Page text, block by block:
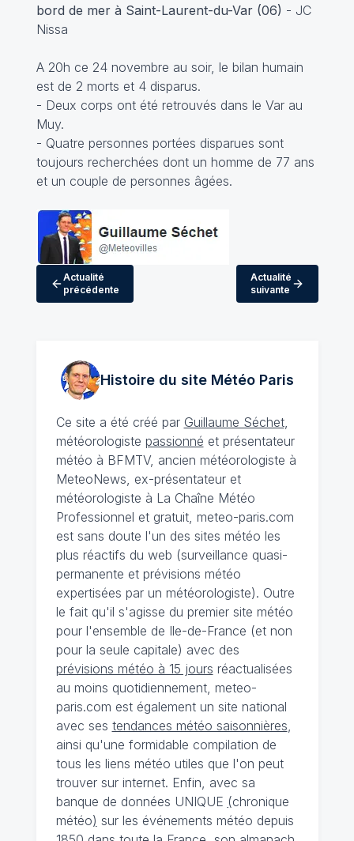
bord de mer à Saint-Laurent-du-Var (06) - JC
Nissa
A 20h ce 24 novembre au soir, le bilan humain
est de 2 morts et 4 disparus.
- Deux corps ont été retrouvés dans le Var au
Muy.
- Quatre personnes portées disparues sont
toujours recherchées dont un homme de 77 ans
et un couple de personnes âgées.
Actualité
précédente
Actualité
suivante
Histoire du site MétéoParis
Ce site a été créé par Guillaume Séchet,
météorologiste passionné et présentateur
météo à BFMTV, ancien météorologiste à
MeteoNews, ex-présentateur et
météorologiste à La Chaîne Météo
Professionnel et gratuit, meteo-paris.com
est sans doute l'un des sites météo les
plus réactifs du web (surveillance quasi-
permanente et prévisions météo
expertisées par un météorologiste). Outre
le fait qu'il s'agisse du premier site météo
pour l'ensemble de Ile-de-France (et non
pour la seule capitale) avec des
prévisions météo à 15 jours réactualisées
au moins quotidiennement, meteo-
paris.com est également un site national
avec ses tendances météo saisonnières
ainsi qu'une formidable compilation de
tous les liens météo utiles que l'on peut
trouver sur internet. Enfin, avec sa
banque de données UNIQUE (chronique
météo) sur les événements météo depuis